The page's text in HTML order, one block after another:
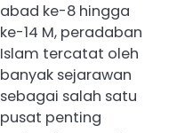
abad ke-8 hingga
ke-14 M, peradaban
Islam tercatat oleh
banyak sejarawan
sebagai salah satu
pusat penting